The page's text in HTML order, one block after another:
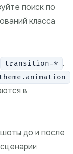
поиск по
класса
transition-*
.
theme.animation
в
до и после